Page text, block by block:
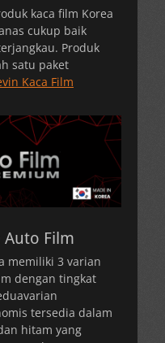
kaca film Korea
cukup baik
Produk
satu paket
Kaca Film
Auto Film
memiliki 3 varian
dengan tingkat
tersedia dalam
hitam yang